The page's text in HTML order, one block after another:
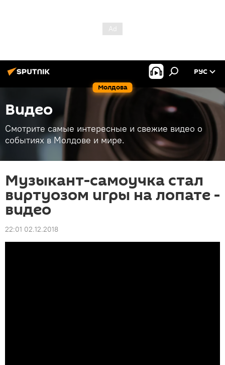
Молдова
РУС
Видео
Смотрите самые интересные и свежие видео о
событиях в Молдове и мире.
Музыкант-самоучка стал
виртуозом игры на лопате -
видео
22:01 02.12.2018